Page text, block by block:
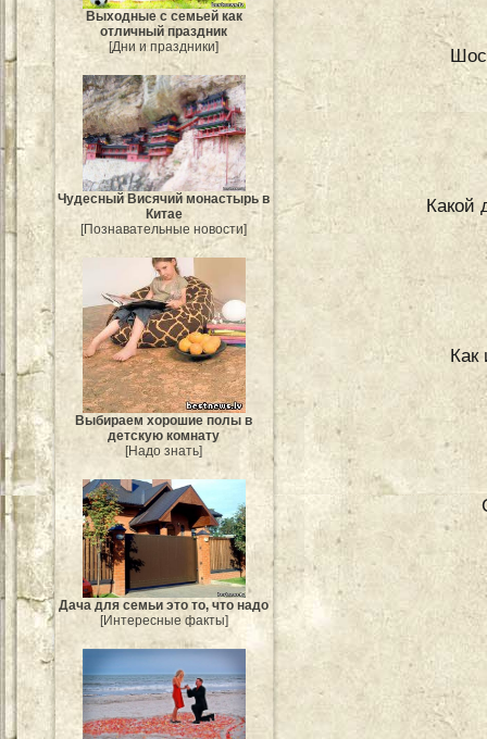
Выходные с семьей как
отличный праздник
[Дни и праздники]
Чудесный Висячий монастырь в
Китае
[Познавательные новости]
Выбираем хорошие полы в
детскую комнату
[Надо знать]
Дача для семьи это то, что надо
[Интересные факты]
Какой
Как